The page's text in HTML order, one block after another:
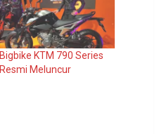
Bigbike KTM 790 Series
Resmi Meluncur